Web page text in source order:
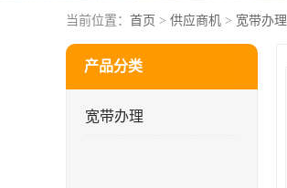
当前位置： 首页 > 供应商机 > 宽带办理
产品分类
宽带办理